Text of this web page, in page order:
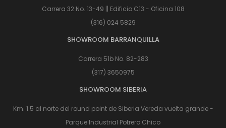
Carrera 32 No. 13-49 || Edificio C13 - Oficina 108
(316) 024 5829
SHOWROOM BARRANQUILLA
Carrera 51b No. 82-283
(317) 3650975
SHOWROOM SIBERIA
Km. 1.5 al norte del round point de Siberia Vereda vuelta grande -
Parque Industrial Potrero Chico